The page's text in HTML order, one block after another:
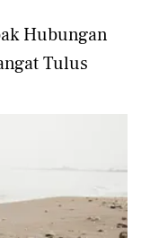
Hubungan
Tulus